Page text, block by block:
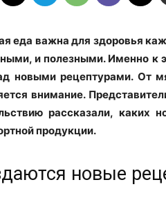
еда важна для здоровья
и полезными. Именно к
новыми рецептурами. От
внимание.
рассказали, каких
продукции.
новые